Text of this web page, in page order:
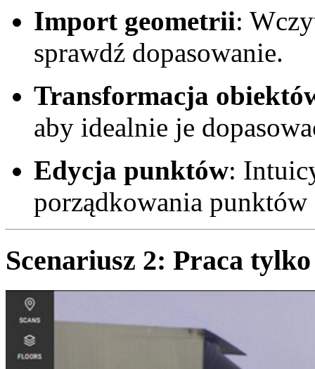
Import geometrii:
sprawdź dopasowanie.
Transformacja
aby idealnie je
Edycja punktów:
porządkowania
Scenariusz 2: Praca